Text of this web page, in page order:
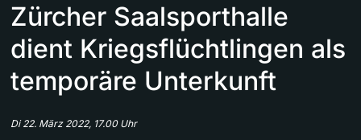
Zürcher Saalsporthalle
dient Kriegsflüchtlingen als
temporäre Unterkunft
Di 22. März 2022, 17.00 Uhr